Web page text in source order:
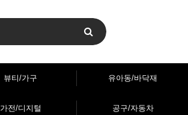
뷰티/가구 유아동/바닥재
가전/디지털 공구/자동차